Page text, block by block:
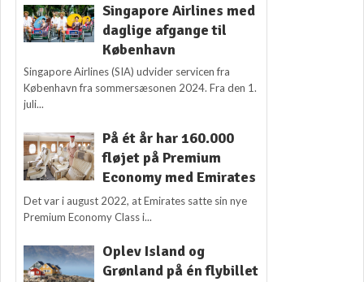
Singapore Airlines med
daglige afgange til
København
Singapore Airlines (SIA) udvider servicen fra
København fra sommersæsonen 2024. Fra den 1.
juli...
På ét år har 160.000
fløjet på Premium
Economy med Emirates
Det var i august 2022, at Emirates satte sin nye
Premium Economy Class i...
Oplev Island og
Grønland på én flybillet